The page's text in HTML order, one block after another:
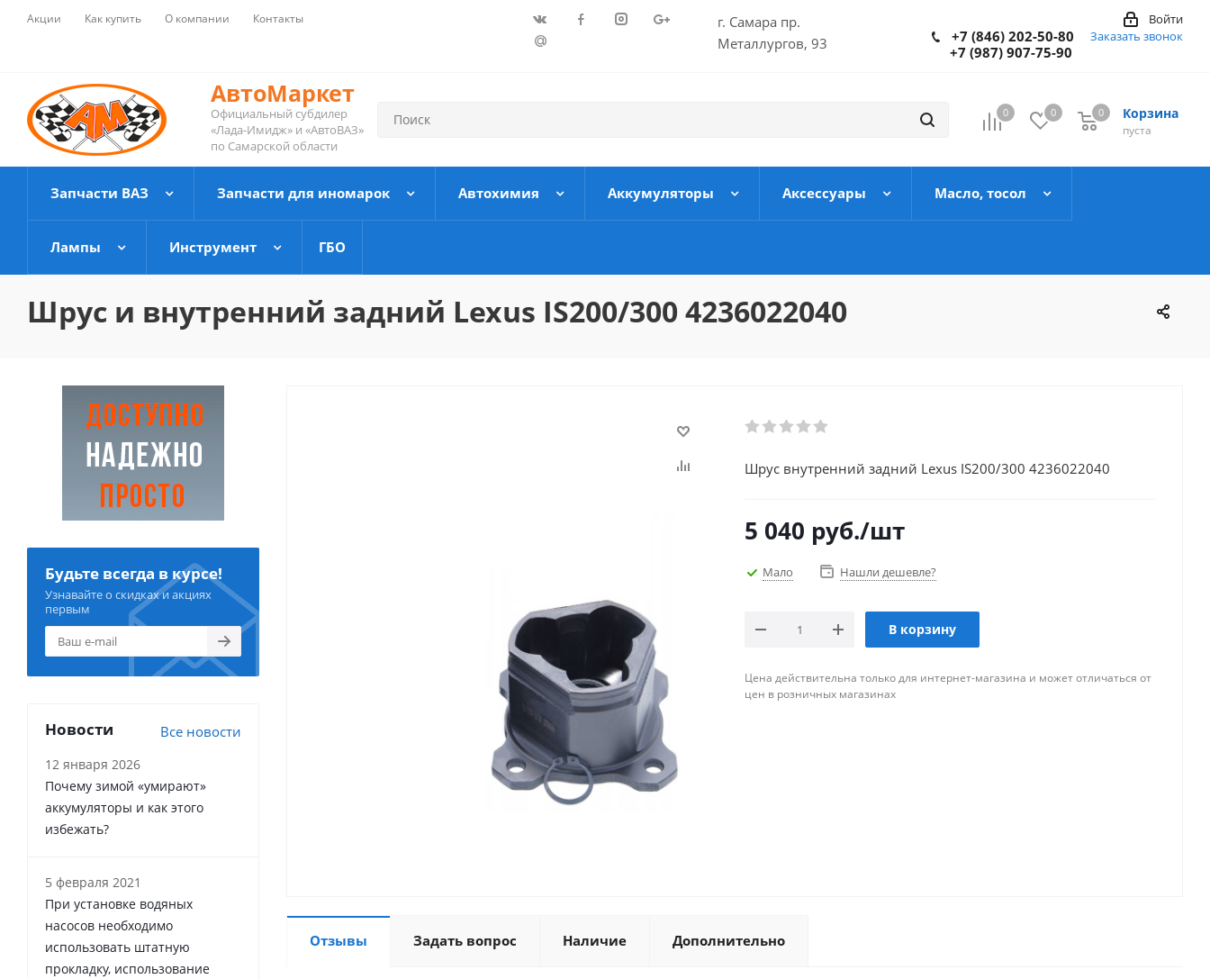
Акции Как купить О компании Контакты
г. Самара пр.
Металлургов, 93
Войти
+7 (846) 202-50-80
+7 (987) 907-75-90
Заказать звонок
АвтоМаркет
Официальный субдилер
«Лада-Имидж» и «АвтоВАЗ»
по Самарской области
0 0 Корзина
пуста
0
Запчасти ВАЗ Запчасти для иномарок Автохимия Аккумуляторы Аксессуары Масло, тосол
Лампы Инструмент ГБО
Шрус и внутренний задний Lexus IS200/300 4236022040
Шрус внутренний задний Lexus IS200/300 4236022040
5 040 руб./шт
Мало Нашли дешевле?
В корзину
Цена действительна только для интернет-магазина и может отличаться от
цен в розничных магазинах
Отзывы Задать вопрос Наличие Дополнительно
Будьте всегда в курсе!
Узнавайте о скидках и акциях
первым
Новости Все новости
12 января 2026
Почему зимой «умирают»
аккумуляторы и как этого
избежать?
5 февраля 2021
При установке водяных
насосов необходимо
использовать штатную
прокладку, использование